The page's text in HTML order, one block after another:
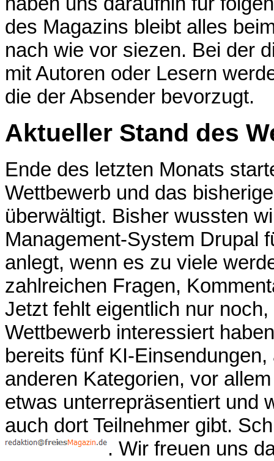
des Magazins bleibt alles
nach wie vor siezen. Bei der
mit Autoren oder Lesern
die der Absender bevorzugt.
Aktueller Stand des
Ende des letzten Monats
Wettbewerb und das
überwältigt. Bisher wussten
Management-System Drupal
anlegt, wenn es zu viele
zahlreichen Fragen,
Jetzt fehlt eigentlich nur
Wettbewerb interessiert
bereits fünf KI-
anderen Kategorien, vor
etwas unterrepräsentiert und
auch dort Teilnehmer gibt.
. Wir freuen uns